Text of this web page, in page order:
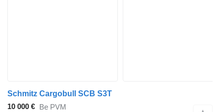
Schmitz Cargobull SCB S3T
10 000 € Be PVM